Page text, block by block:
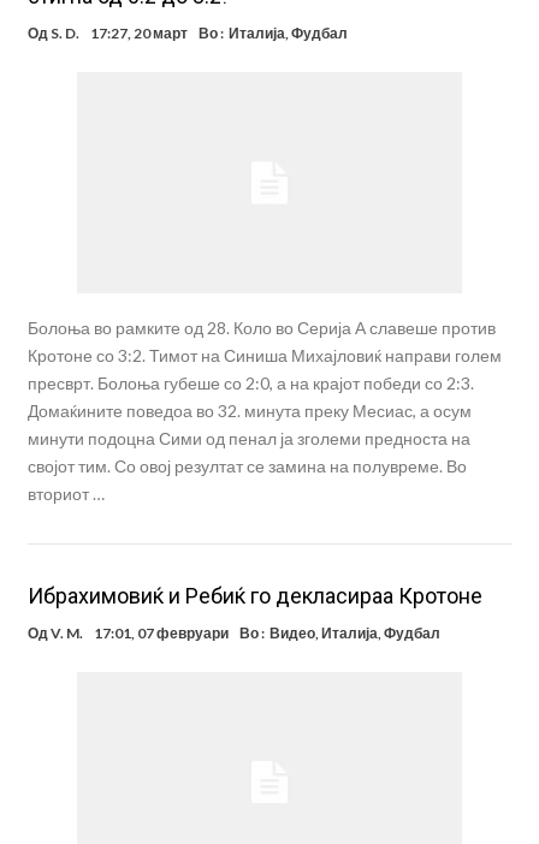
Од S. D. 17:27, 20 март Во : Италија,Фудбал
Болоња во рамките од 28. Коло во Серија А славеше против
Кротоне со 3:2. Тимот на Синиша Михајловиќ направи голем
пресврт. Болоња губеше со 2:0, а на крајот победи со 2:3.
Домаќините поведоа во 32. минута преку Месиас, а осум
минути подоцна Сими од пенал ја зголеми предноста на
својот тим. Со овој резултат се замина на полувреме. Во
вториот …
Ибрахимовиќ и Ребиќ го декласираа Кротоне
Од V. M. 17:01, 07 февруари Во : Видео, Италија Фудбал